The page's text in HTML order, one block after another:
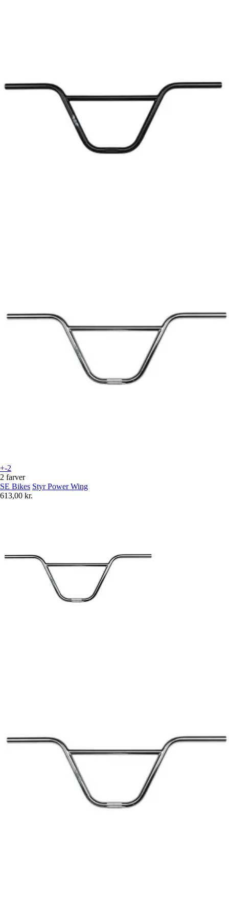
+-2
2 farver
SE Bikes Styr Power Wing
613,00 kr.